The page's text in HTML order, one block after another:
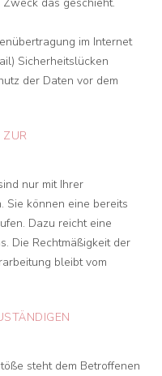
im Internet
Sicherheitslücken
der Daten vor dem
ZUR
nur mit Ihrer
Sie können eine bereits
Dazu reicht eine
Die Rechtmäßigkeit der
bleibt vom
steht dem Betroffenen